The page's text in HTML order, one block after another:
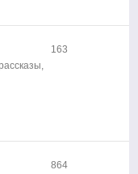
163
864